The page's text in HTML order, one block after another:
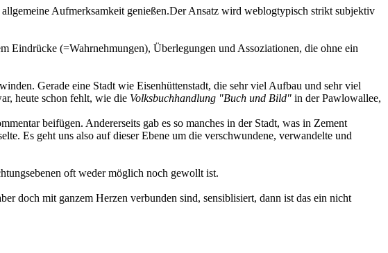
Aufmerksamkeit genießen.Der Ansatz wird weblogtypisch strikt subjektiv
Eindrücke (=Wahrnehmungen), Überlegungen und Assoziationen, die ohne ein
Gerade eine Stadt wie Eisenhüttenstadt, die sehr viel Aufbau und sehr viel
heute schon fehlt, wie die Volksbuchhandlung "Buch und Bild" in der Pawlowallee,
beifügen. Andererseits gab es so manches in der Stadt, was in Zement
Es geht uns also auf dieser Ebene um die verschwundene, verwandelte und
oft weder möglich noch gewollt ist.
doch mit ganzem Herzen verbunden sind, sensiblisiert, dann ist das ein nicht